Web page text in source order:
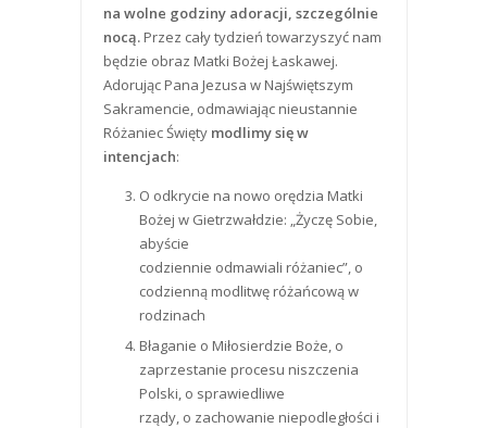
na wolne godziny adoracji, szczególnie
nocą. Przez cały tydzień towarzyszyć nam
będzie obraz Matki Bożej Łaskawej.
Adorując Pana Jezusa w Najświętszym
Sakramencie, odmawiając nieustannie
Różaniec Święty modlimy się w
intencjach:
O odkrycie na nowo orędzia Matki
Bożej w Gietrzwałdzie: „Życzę Sobie,
abyście
codziennie odmawiali różaniec”, o
codzienną modlitwę różańcową w
rodzinach
Błaganie o Miłosierdzie Boże, o
zaprzestanie procesu niszczenia
Polski, o sprawiedliwe
rządy, o zachowanie niepodległości i